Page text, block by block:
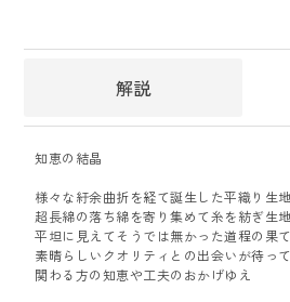
解説
知恵の結晶
様々な紆余曲折を経て誕生した平織り生地
超長綿の落ち綿を寄り集めて糸を紡ぎ生
平坦に見えてそうでは無かった道程の果
素晴らしいクオリティとの出会いが待っ
関わる方の知恵や工夫のおかげゆえ